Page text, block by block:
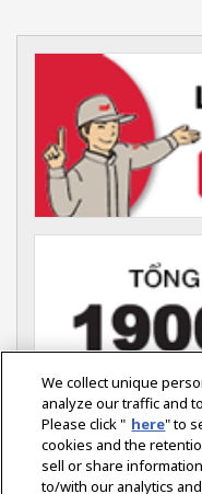
YANMAR VIỆT NAM (Nông
Tầng 7, Tòa Nhà ITAXA,
126 Nguyễn Thị Minh Khai,
Phường Võ Thị Sáu,
We collect unique
analyze our traffic and
Please click " here" to
cookies and the
sell or share
to/with our analytics